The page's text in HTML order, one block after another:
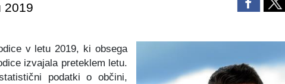
2019
v letu 2019, ki obsega
izvajala preteklem letu.
podatki o občini,